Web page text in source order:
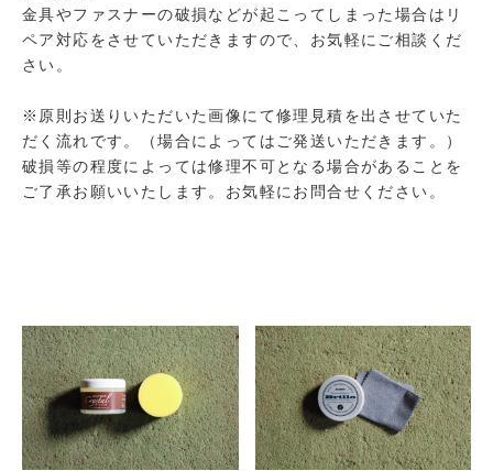
金具やファスナーの破損などが起こってしまった場合はリ
ペア対応をさせていただきますので、お気軽にご相談くだ
さい。
※原則お送りいただいた画像にて修理見積を出させていた
だく流れです。（場合によってはご発送いただきます。）
破損等の程度によっては修理不可となる場合があることを
ご了承お願いいたします。お気軽にお問合せください。